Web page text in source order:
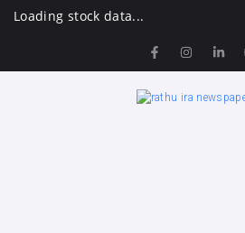
Loading stock data...